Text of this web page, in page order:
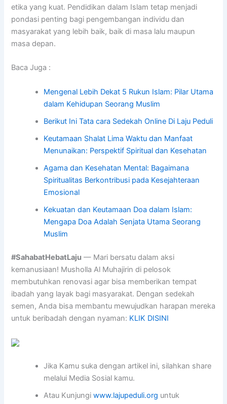
etika yang kuat. Pendidikan dalam Islam tetap menjadi
pondasi penting bagi pengembangan individu dan
masyarakat yang lebih baik, baik di masa lalu maupun
masa depan.
Baca Juga :
Mengenal Lebih Dekat 5 Rukun Islam: Pilar Utama
dalam Kehidupan Seorang Muslim
Berikut Ini Tata cara Sedekah Online Di Laju Peduli
Keutamaan Shalat Lima Waktu dan Manfaat
Menunaikan: Perspektif Spiritual dan Kesehatan
Agama dan Kesehatan Mental: Bagaimana
Spiritualitas Berkontribusi pada Kesejahteraan
Emosional
Kekuatan dan Keutamaan Doa dalam Islam:
Mengapa Doa Adalah Senjata Utama Seorang
Muslim
#SahabatHebatLaju — Mari bersatu dalam aksi
kemanusiaan! Musholla Al Muhajirin di pelosok
membutuhkan renovasi agar bisa memberikan tempat
ibadah yang layak bagi masyarakat. Dengan sedekah
semen, Anda bisa membantu mewujudkan harapan mereka
untuk beribadah dengan nyaman: KLIK DISINI
Jika Kamu suka dengan artikel ini, silahkan share
melalui Media Sosial kamu.
Atau Kunjungiwww.lajupeduli.org untuk